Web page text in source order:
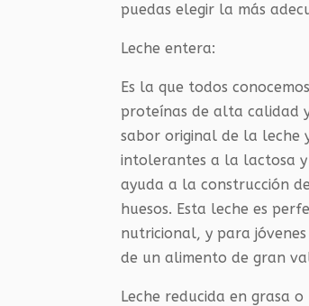
puedas elegir la más
Leche entera:
Es la que todos
proteínas de alta calidad
sabor original de la leche
intolerantes a la lactosa y
ayuda a la construcción
huesos. Esta leche es
nutricional, y para
de un alimento de gran
Leche reducida en grasa o